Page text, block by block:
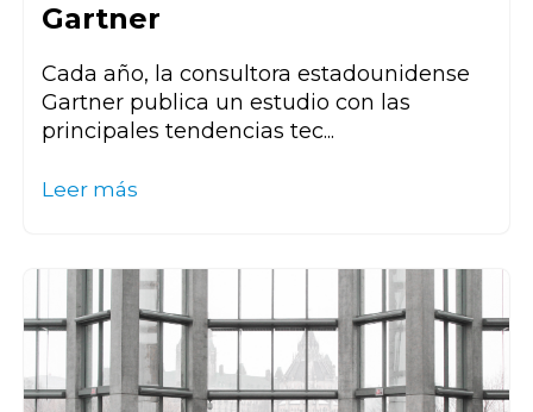
Gartner
Cada año, la consultora estadounidense
Gartner publica un estudio con las
principales tendencias tec...
Leer más